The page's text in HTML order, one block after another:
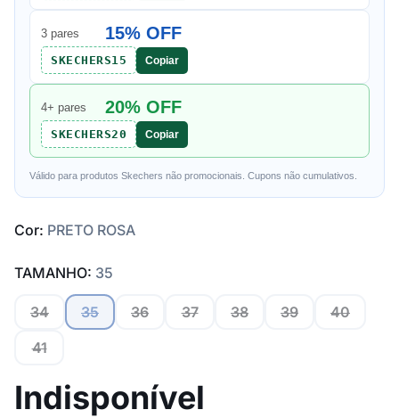
3 pares 15% OFF
SKECHERS15 Copiar
4+ pares 20% OFF
SKECHERS20 Copiar
Válido para produtos Skechers não promocionais. Cupons não cumulativos.
Cor: PRETO ROSA
TAMANHO: 35
34 35 36 37 38 39
40
41
Indisponível